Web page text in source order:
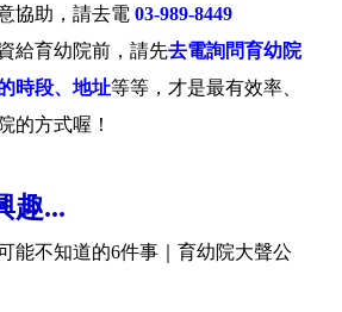
協助，請去電 03-989-8449
給育幼院前，請先去電詢問育幼院
時段、地址等等，才是最有效率、
的方式喔！
趣...
能不知道的6件事｜育幼院大聲公